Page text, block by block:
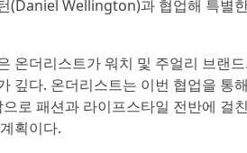
(Daniel Wellington)과 협업해 특별
온더리스트가 워치 및 주얼리 브랜
깊다. 온더리스트는 이번 협업을 통
로 패션과 라이프스타일 전반에 걸
획이다.